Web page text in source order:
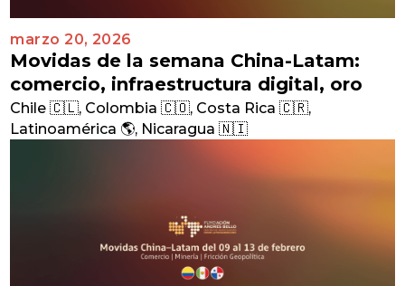
marzo 20, 2026
Movidas de la semana China-Latam:
comercio, infraestructura digital, oro
Chile 🇨🇱, Colombia 🇨🇴, Costa Rica 🇨🇷,
Latinoamérica 🌎, Nicaragua 🇳🇮